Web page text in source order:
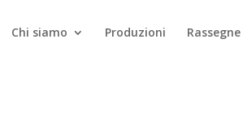
Chi siamo Produzioni Rassegne